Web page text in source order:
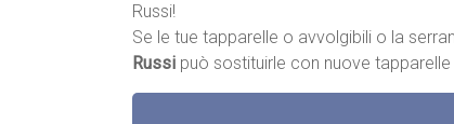
Russi!
Se le tue tapparelle o avvolgibili o la
Russi può sostituirle con nuove